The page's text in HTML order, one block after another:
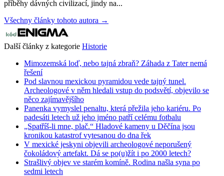
příběhy dávných civilizací, jindy na...
Všechny články tohoto autora →
Další články z kategorie Historie
Mimozemská loď, nebo tajná zbraň? Záhada z Tater nemá
řešení
Pod slavnou mexickou pyramidou vede tajný tunel.
Archeologové v něm hledali vstup do podsvětí, objevilo se
něco zajímavějšího
Panenka vymyslel penaltu, která přežila jeho kariéru. Po
padesáti letech už jeho jméno patří celému fotbalu
„Spatříš-li mne, plač.“ Hladové kameny u Děčína jsou
kronikou katastrof vytesanou do dna řek
V mexické jeskyni objevili archeologové neporušený
čokoládový artefakt. Dá se po(u)žít i po 2000 letech?
Strašlivý objev ve starém komíně. Rodina našla syna po
sedmi letech